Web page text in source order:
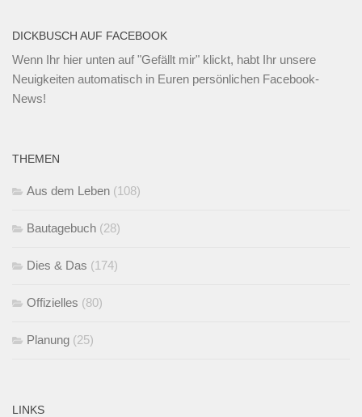
DICKBUSCH AUF FACEBOOK
Wenn Ihr hier unten auf "Gefällt mir" klickt, habt Ihr unsere
Neuigkeiten automatisch in Euren persönlichen Facebook-
News!
THEMEN
Aus dem Leben (108)
Bautagebuch (28)
Dies & Das (174)
Offizielles (80)
Planung (25)
LINKS